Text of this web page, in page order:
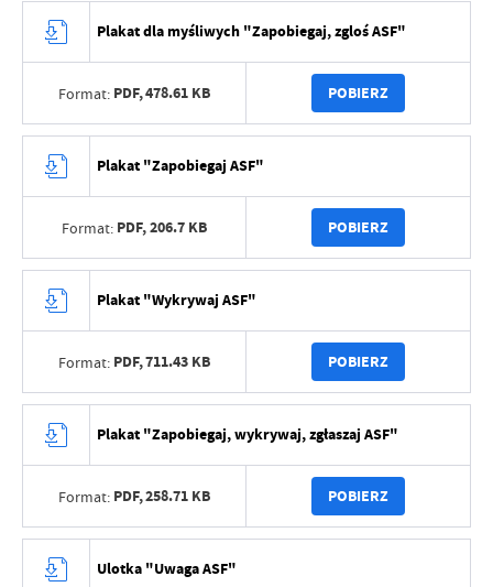
Plakat dla myśliwych "Zapobiegaj, zgloś ASF"
Format: PDF,478.61 KB POBIERZ
Plakat "Zapobiegaj ASF"
Format: PDF,206.7 KB POBIERZ
Plakat "Wykrywaj ASF"
Format: PDF,711.43 KB POBIERZ
Plakat "Zapobiegaj, wykrywaj, zgłaszaj ASF"
Format: PDF,258.71 KB POBIERZ
Ulotka "Uwaga ASF"